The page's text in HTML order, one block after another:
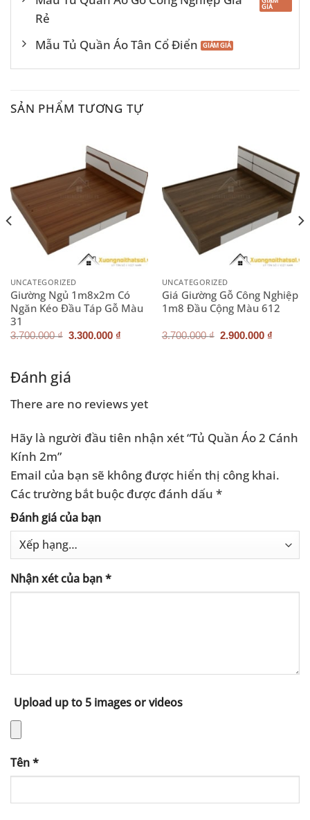
Rẻ
Mẫu Tủ Quần Áo Tân Cổ Điển
SẢN PHẨM TƯƠNG TỰ
UNCATEGORIZED
Giường Ngủ 1m8x2m Có
Ngăn Kéo Đầu Táp Gỗ Màu
31
3.700.000₫ Giá
3.300.000 ₫
UNCATEGORIZED
Giá Giường Gỗ Công Nghiệp
1m8 Đầu Cộng Màu 612
3.700.000₫ Giá
2.900.000 ₫
₫.
Đánh giá
There are no reviews yet
Hãy là người đầu tiên nhận xét “Tủ Quần Áo 2 Cánh
Kính 2m”
Email của bạn sẽ không được hiển thị công khai.
Các trường bắt buộc được đánh dấu *
Đánh giá của bạn
Nhận xét của bạn*
Upload up to 5 images or videos
Tên*